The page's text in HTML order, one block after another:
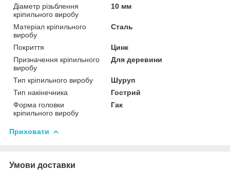
Діаметр різьблення
кріпильного виробу
10 мм
Матеріал кріпильного
виробу
Сталь
Покриття
Цинк
Призначення кріпильного
виробу
Для деревини
Тип кріпильного виробу
Шуруп
Тип накінечника
Гострий
Форма головки
кріпильного виробу
Гак
Приховати
Умови доставки